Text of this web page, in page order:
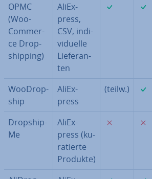
OPMC
(Woo­
Com­mer­
ce Drop­
ship­ping)
Ali­Ex­
press,
CSV, in­di­
vi­du­el­le
Lie­fe­ran­
ten
WooDrop­
ship
Ali­Ex­
press
(teilw.)
Drop­ship­
Me
Ali­Ex­
press (ku­
ra­tier­te
Produkte)